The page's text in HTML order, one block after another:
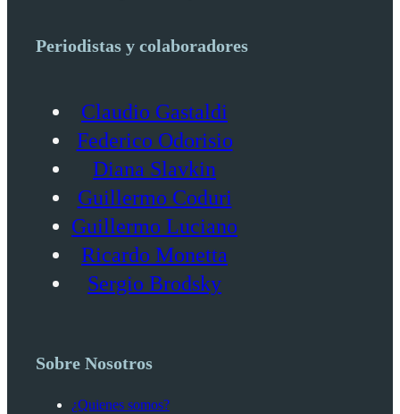
Periodistas y colaboradores
Claudio Gastaldi
Federico Odorisio
Diana Slavkin
Guillermo Coduri
Guillermo Luciano
Ricardo Monetta
Sergio Brodsky
Sobre Nosotros
¿Quienes somos?